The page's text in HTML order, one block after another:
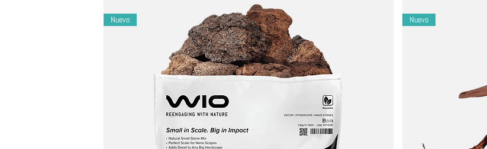
No tóxico; la arena inerte mantiene el pH estable (las rocas pueden elevar ligeramente el kH).
Versátil:ideal para acuarios y paludarios; úselo solo o mézclelo con otros sustratos WIO.
Fabricado en Europa | Diseñado en Barcelona.
Nuevo Nuevo